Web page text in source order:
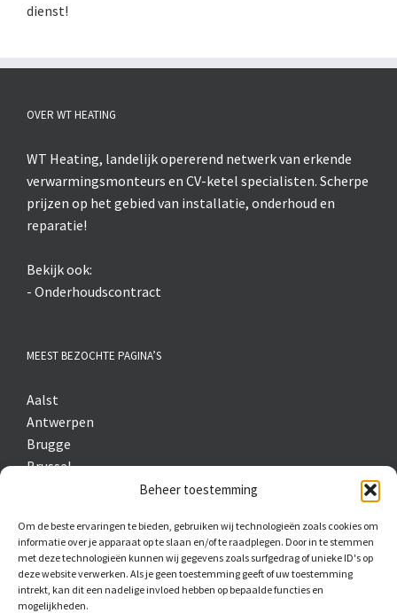
Beheer toestemming
Om de beste ervaringen te bieden, gebruiken wij technologieën zoals cookies om
informatie over je apparaat op te slaan en/of te raadplegen. Door in te stemmen
met deze technologieën kunnen wij gegevens zoals surfgedrag of unieke ID's op
deze website verwerken. Als je geen toestemming geeft of uw toestemming
intrekt, kan dit een nadelige invloed hebben op bepaalde functies en
mogelijkheden.
dienst!
OVER WT HEATING
WT Heating, landelijk opererend netwerk van erkende
verwarmingsmonteurs en CV-ketel specialisten. Scherpe
prijzen op het gebied van installatie, onderhoud en
reparatie!
Bekijk ook:
- Onderhoudscontract
MEEST BEZOCHTE PAGINA’S
Aalst
Antwerpen
Brugge
Brussel
Kortrijk
Leuven
Sint-Niklaas
Vilvoorde